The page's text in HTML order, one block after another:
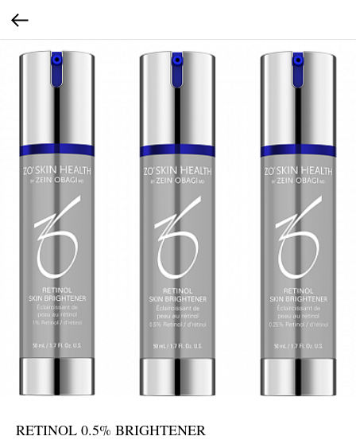
RETINOL 0.5% BRIGHTENER